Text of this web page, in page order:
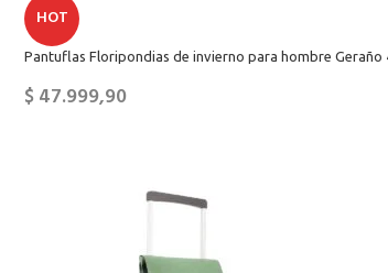
HOT
Pantuflas Floripondias de invierno para hombre Geraño
$47.999,90